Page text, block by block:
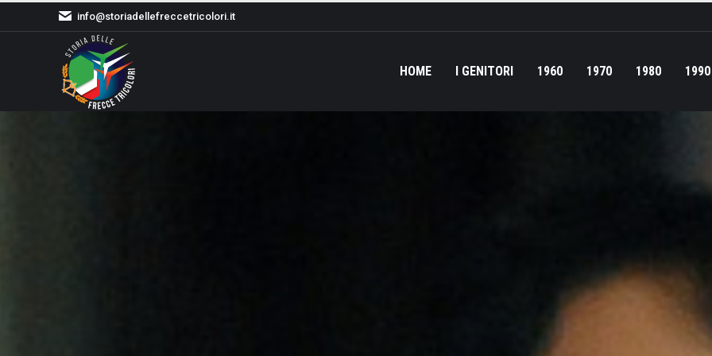
info@storiadellefreccetricolori.it
HOME I GENITORI 1960 1970 1980 1990